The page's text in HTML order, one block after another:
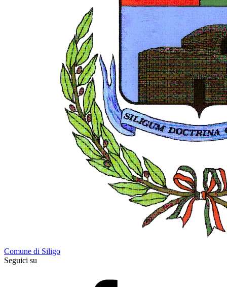
Comune di Siligo
Seguici su